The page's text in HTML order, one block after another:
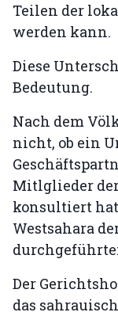
Teilen der
werden kann.
Diese
Bedeutung.
Nach dem
nicht, ob ein
Mitlglieder
konsultiert
Westsahara
Der
das